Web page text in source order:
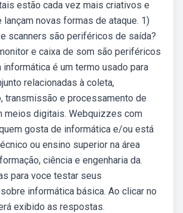
estão cada vez mais criativos e
novas formas de ataque. 1)
scanners são periféricos de saída?
e caixa de som são periféricos
informática é um termo usado para
relacionadas à coleta,
transmissão e processamento de
meios digitais. Webquizzes com
gosta de informática e/ou está
ou ensino superior na área
ciência e engenharia da.
para voce testar seus
informática básica. Ao clicar no
exibido as respostas.